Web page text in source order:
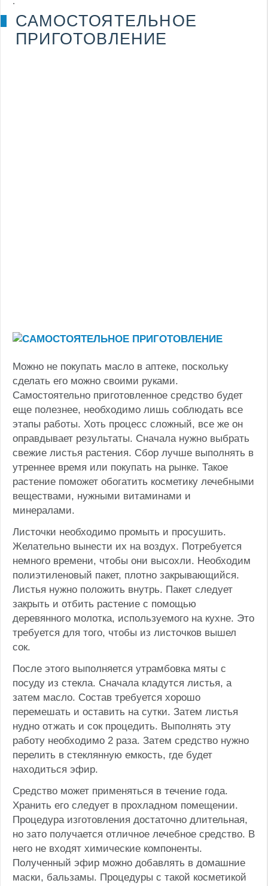
САМОСТОЯТЕЛЬНОЕ
ПРИГОТОВЛЕНИЕ
Можно не покупать масло в аптеке, поскольку
сделать его можно своими руками.
Самостоятельно приготовленное средство будет
еще полезнее, необходимо лишь соблюдать все
этапы работы. Хоть процесс сложный, все же он
оправдывает результаты. Сначала нужно выбрать
свежие листья растения. Сбор лучше выполнять в
утреннее время или покупать на рынке. Такое
растение поможет обогатить косметику лечебными
веществами, нужными витаминами и
минералами.
Листочки необходимо промыть и просушить.
Желательно вынести их на воздух. Потребуется
немного времени, чтобы они высохли. Необходим
полиэтиленовый пакет, плотно закрывающийся.
Листья нужно положить внутрь. Пакет следует
закрыть и отбить растение с помощью
деревянного молотка, используемого на кухне. Это
требуется для того, чтобы из листочков вышел
сок.
После этого выполняется утрамбовка мяты с
посуду из стекла. Сначала кладутся листья, а
затем масло. Состав требуется хорошо
перемешать и оставить на сутки. Затем листья
нудно отжать и сок процедить. Выполнять эту
работу необходимо 2 раза. Затем средство нужно
перелить в стеклянную емкость, где будет
находиться эфир.
Средство может применяться в течение года.
Хранить его следует в прохладном помещении.
Процедура изготовления достаточно длительная,
но зато получается отличное лечебное средство. В
него не входят химические компоненты.
Полученный эфир можно добавлять в домашние
маски, бальзамы. Процедуры с такой косметикой